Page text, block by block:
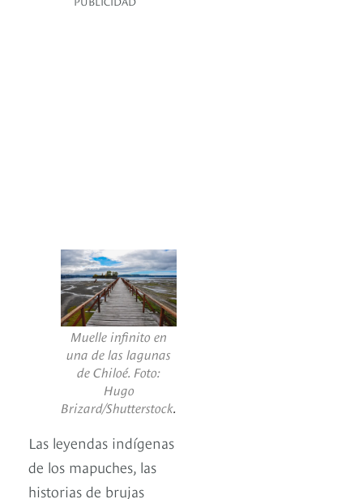
Muelle infinito en
una de las lagunas
de Chiloé. Foto:
Hugo
Brizard/Shutterstock
Las leyendas indígenas
de los mapuches, las
historias de brujas